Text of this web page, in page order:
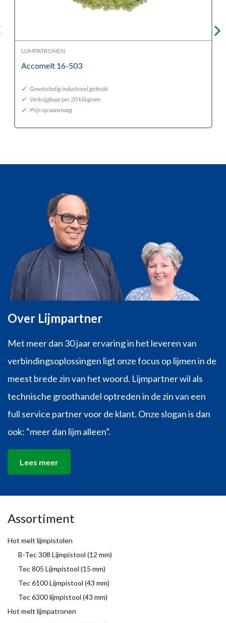
LIJMPATRONEN
Accomelt 16-503
✓ Grootschalig industrieel gebruik
✓ Verkrijgbaar per 20 kilogram
✓ Prijs op aanvraag
Over Lijmpartner
Met meer dan 30 jaar ervaring in het leveren van
verbindingsoplossingen ligt onze focus op lijmen in de
meest brede zin van het woord. Lijmpartner wil als
technische groothandel optreden in de zin van een
full service partner voor de klant. Onze slogan is dan
ook: “meer dan lijm alleen”.
Lees meer
Assortiment
Hot melt lijmpistolen
B-Tec 308 Lijmpistool (12 mm)
Tec 805 Lijmpistool (15 mm)
Tec 6100 Lijmpistool (43 mm)
Tec 6300 lijmpistool (43 mm)
Hot melt lijmpatronen